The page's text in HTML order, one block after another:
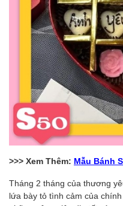
>>> Xem Thêm: Mẫu Bánh
Tháng 2 tháng của thương
lứa bày tỏ tình cảm của